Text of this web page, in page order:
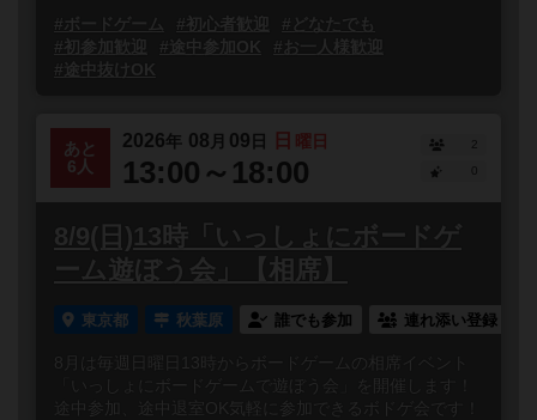
#ボードゲーム
#初心者歓迎
#どなたでも
#初参加歓迎
#途中参加OK
#お一人様歓迎
#途中抜けOK
あと
6人
2026年 08 月 09 日 日 曜日
13:00～18:00
2
8/9(日)13時「いっしょにボードゲ
ーム遊ぼう会」【相席】
東京都 秋葉原 誰でも参加 連れ添い登録
8月は毎週日曜日13時からボードゲームの相席イベント
「いっしょにボードゲームで遊ぼう会」を開催します！
途中参加、途中退室OK気軽に参加できるボドゲ会です！